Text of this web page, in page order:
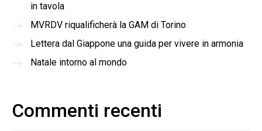
in tavola
MVRDV riqualificherà la GAM di Torino
Lettera dal Giappone una guida per vivere in armonia
Natale intorno al mondo
Commenti recenti